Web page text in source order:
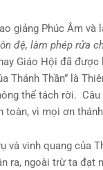
giảng Phúc Âm và
đệ, làm phép rửa
Giáo Hội đã
Thánh Thần” là
thể tách rời.
vì mọi ơn
và vinh quang của
ra, ngoài trừ ta